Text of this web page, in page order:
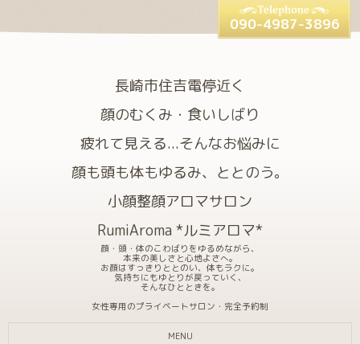
長崎市住吉電停近く
顔のむくみ・食いしばり
疲れて見える...そんなお悩みに
顔も頭も体もゆるみ、ととのう。
小顔整顔アロマサロン
RumiAroma *ルミアロマ*
顔・頭・体のこわばりをゆるめながら、
本来の美しさと心地よさへ。
お顔はすっきりととのい、体もラクに。
気持ちにもゆとりが戻っていく、
そんなひとときを。
女性専用のプライベートサロン・完全予約制
090-4987-3896
MENU